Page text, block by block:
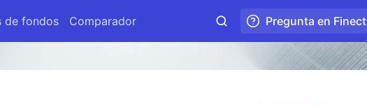
de fondos Comparador Pregunta en Finect